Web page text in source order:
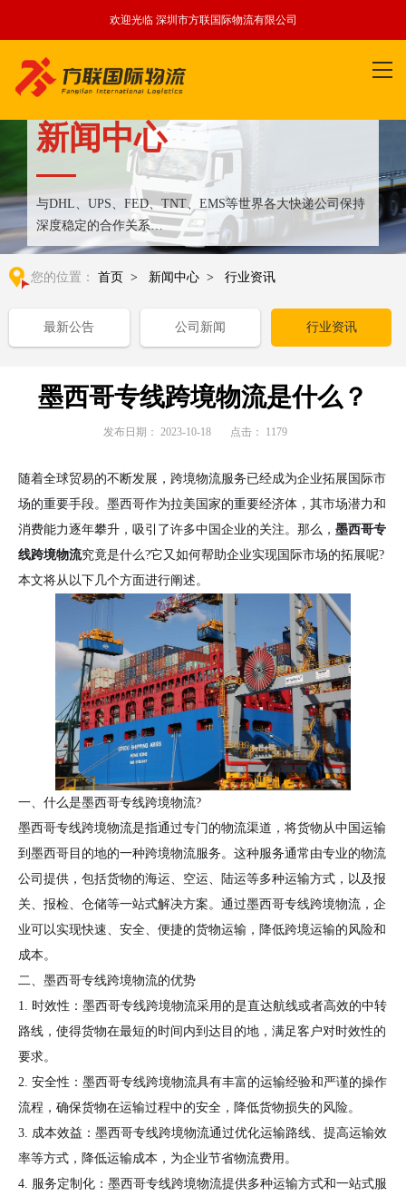
欢迎光临 深圳市方联国际物流有限公司
新闻中心
与DHL、UPS、FED、TNT、EMS等世界各大快递公司保持
深度稳定的合作关系
整合全球优质物流运输资源,满足国内外客户更多个性化需求
您的位置： 首页 > 新闻中心 > 行业资讯
最新公告 公司新闻 行业资讯
墨西哥专线跨境物流是什么？
发布日期： 2023-10-18 点击： 1179
随着全球贸易的不断发展，跨境物流服务已经成为企业拓展国际市
场的重要手段。墨西哥作为拉美国家的重要经济体，其市场潜力和
消费能力逐年攀升，吸引了许多中国企业的关注。那么， 墨西哥专
线跨境物流究竟是什么?它又如何帮助企业实现国际市场的拓展呢?
本文将从以下几个方面进行阐述。
一、什么是墨西哥专线跨境物流?
墨西哥专线跨境物流是指通过专门的物流渠道，将货物从中国运输
到墨西哥目的地的一种跨境物流服务。这种服务通常由专业的物流
公司提供，包括货物的海运、空运、陆运等多种运输方式，以及报
关、报检、仓储等一站式解决方案。通过墨西哥专线跨境物流，企
业可以实现快速、安全、便捷的货物运输，降低跨境运输的风险和
成本。
二、墨西哥专线跨境物流的优势
1. 时效性：墨西哥专线跨境物流采用的是直达航线或者高效的中转
路线，使得货物在最短的时间内到达目的地，满足客户对时效性的
要求。
2. 安全性：墨西哥专线跨境物流具有丰富的运输经验和严谨的操作
流程，确保货物在运输过程中的安全，降低货物损失的风险。
3. 成本效益：墨西哥专线跨境物流通过优化运输路线、提高运输效
率等方式，降低运输成本，为企业节省物流费用。
4. 服务定制化：墨西哥专线跨境物流提供多种运输方式和一站式服